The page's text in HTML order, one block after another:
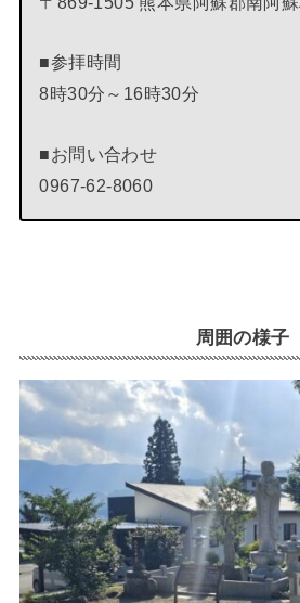
■参拝時間
8時30分～16時30分
■お問い合わせ
0967-62-8060
周囲の様子